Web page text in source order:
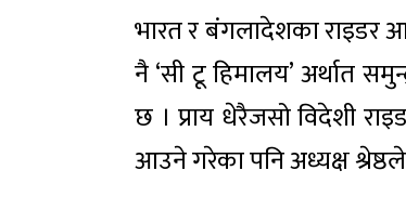
भारत र बंगलादेशका राइडर
नै ‘सी टू हिमालय’ अर्थात
छ । प्राय धेरैजसो विदेशी
आउने गरेका पनि अध्यक्ष